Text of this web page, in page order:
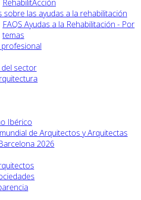
RehabilitAcción
sobre las ayudas a la rehabilitación
FAQS Ayudas a la Rehabilitación - Por
temas
sector
Ibérico
de Arquitectos y Arquitectas
2026